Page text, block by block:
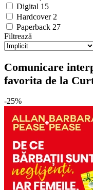
Digital 15
Hardcover 2
Paperback 27
Filtrează
Comunicare
favorita de la
-25%